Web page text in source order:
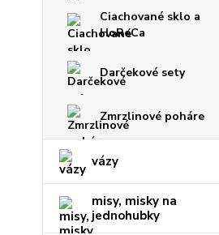
Ciachované sklo a
HoReCa
Darčekové sety
Zmrzlinové poháre
vázy
misy, misky na
jednohubky